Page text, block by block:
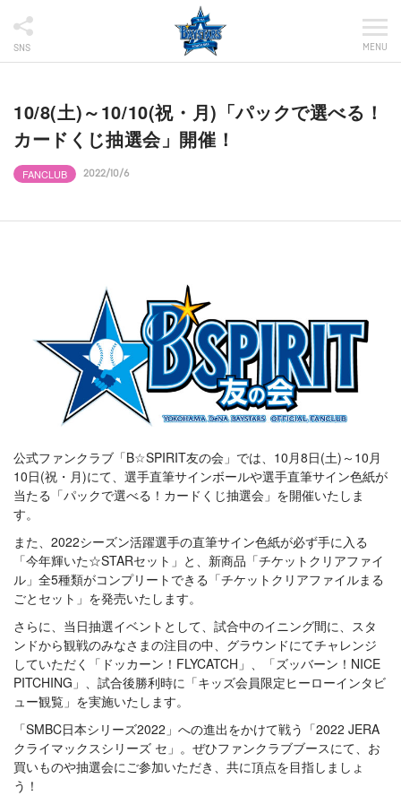
SNS MENU
10/8(土)～10/10(祝・月)「パックで選べる！
カードくじ抽選会」開催！
FANCLUB 2022/10/6
公式ファンクラブ「B☆SPIRIT友の会」では、10月8日(土)～10月
10日(祝・月)にて、選手直筆サインボールや選手直筆サイン色紙が
当たる「パックで選べる！カードくじ抽選会」を開催いたしま
す。
また、2022シーズン活躍選手の直筆サイン色紙が必ず手に入る
「今年輝いた☆STARセット」と、新商品「チケットクリアファイ
ル」全5種類がコンプリートできる「チケットクリアファイルまる
ごとセット」を発売いたします。
さらに、当日抽選イベントとして、試合中のイニング間に、スタ
ンドから観戦のみなさまの注目の中、グラウンドにてチャレンジ
していただく「ドッカーン！FLYCATCH」、「ズッバーン！NICE
PITCHING」、試合後勝利時に「キッズ会員限定ヒーローインタビ
ュー観覧」を実施いたします。
「SMBC日本シリーズ2022」への進出をかけて戦う「2022 JERA
クライマックスシリーズ セ」。ぜひファンクラブブースにて、お
買いものや抽選会にご参加いただき、共に頂点を目指しましょ
う！